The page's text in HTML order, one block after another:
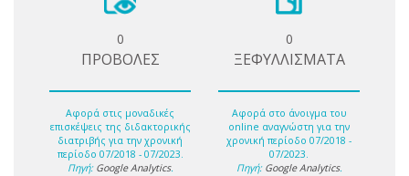
0
ΠΡΟΒΟΛΕΣ
Αφορά στις μοναδικές
επισκέψεις της διδακτορικής
διατριβής για την χρονική
περίοδο 07/2018 - 07/2023.
Πηγή: Google Analytics.
0
ΞΕΦΥΛΛΙΣΜΑΤΑ
Αφορά στο άνοιγμα του
online αναγνώστη για την
χρονική περίοδο 07/2018 -
07/2023.
Πηγή: Google Analytics.